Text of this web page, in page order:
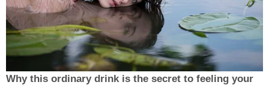
Why this ordinary drink is the secret to feeling your